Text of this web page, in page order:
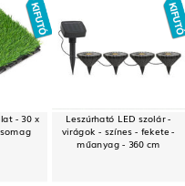
- 30 x Leszúrható LED szolár -
virágok - színes - fekete -
műanyag - 360 cm